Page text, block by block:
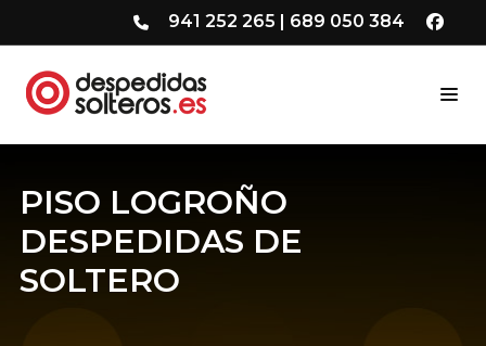
941 252 265 | 689 050 384
PISO LOGROÑO
DESPEDIDAS DE
SOLTERO